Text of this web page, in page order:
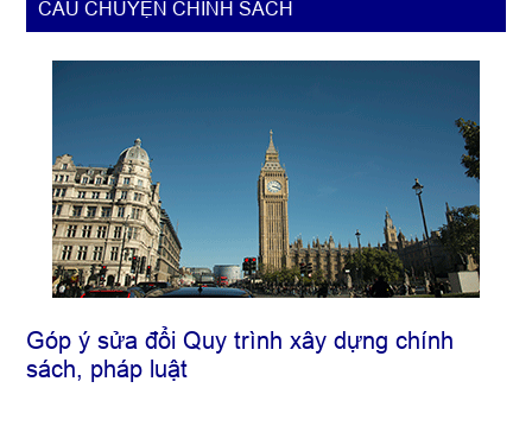
chính
CÂU CHUYỆN CHÍNH SÁCH
Góp ý sửa đổi Quy trình xây dựng chính
sách, pháp luật